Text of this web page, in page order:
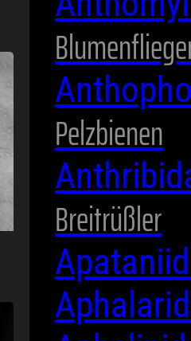
Pelzbienen
Breitrüßler